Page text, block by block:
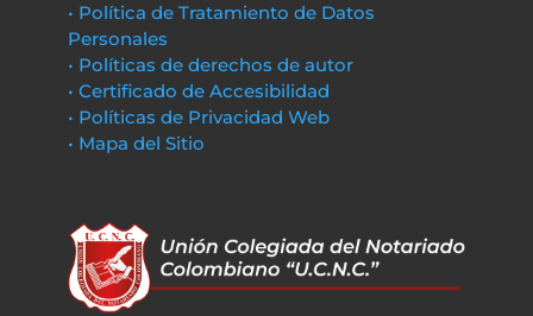
• Política de Tratamiento de Datos
Personales
• Políticas de derechos de autor
• Certificado de Accesibilidad
• Políticas de Privacidad Web
• Mapa del Sitio